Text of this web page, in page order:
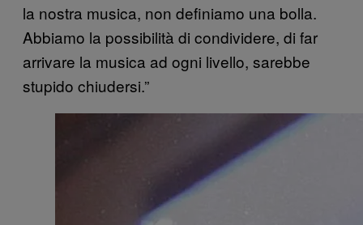
la nostra musica, non definiamo una bolla.
Abbiamo la possibilità di condividere, di far
arrivare la musica ad ogni livello, sarebbe
stupido chiudersi.”